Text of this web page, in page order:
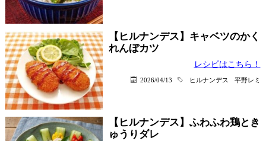
【ヒルナンデス】キャベツのかく
れんぼカツ
レシピはこちら！
2026/04/13 ヒルナンデス 平野レミ
【ヒルナンデス】ふわふわ鶏とき
ゅうりダレ